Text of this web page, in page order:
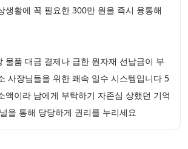
생활에 꼭 필요한 300만 원을 즉시 융통해
물품 대금 결제나 급한 원자재 선납금이 부
사장님들을 위한 쾌속 일수 시스템입니다 5
액이라 남에게 부탁하기 자존심 상했던 기억
을 통해 당당하게 권리를 누리세요